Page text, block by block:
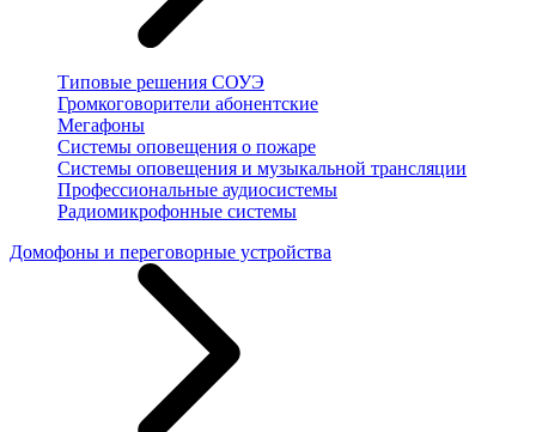
Типовые решения СОУЭ
Громкоговорители абонентские
Мегафоны
Системы оповещения о пожаре
Системы оповещения и музыкальной трансляции
Профессиональные аудиосистемы
Радиомикрофонные системы
Домофоны и переговорные устройства